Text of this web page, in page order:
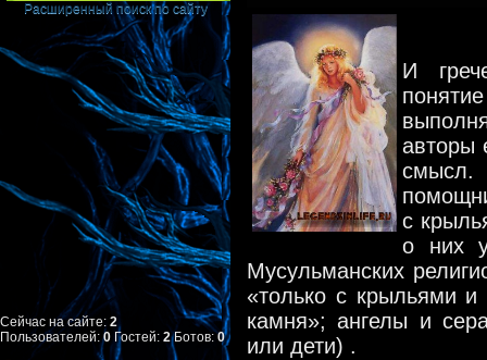
Расширенный поиск по сайту
Сейчас на сайте: 2
Пользователей:0 Гостей: 2Ботов:0
И
авторы
с
о них
Мусульманских
«только с крыльями
камня»; ангелы и
или дети) .